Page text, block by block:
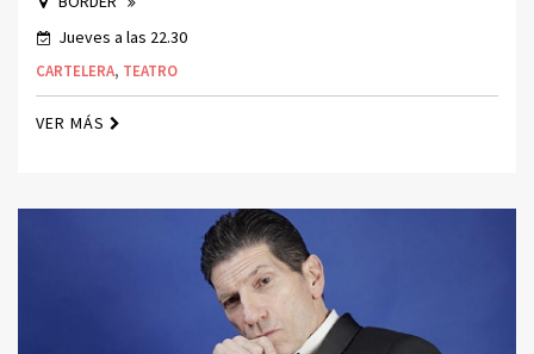
Jueves a las 22.30
CARTELERA, TEATRO
VER MÁS